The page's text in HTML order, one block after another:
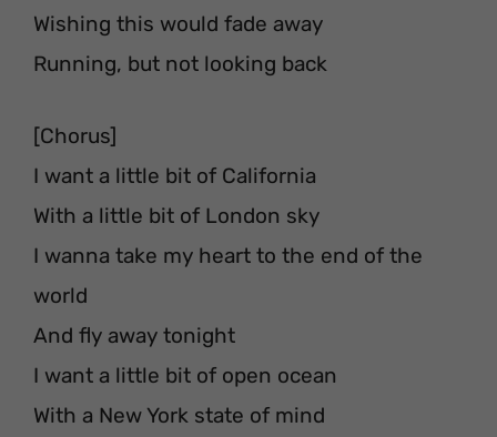
Wishing this would fade away
Running, but not looking back
[Chorus]
I want a little bit of California
With a little bit of London sky
I wanna take my heart to the end of the
world
And fly away tonight
I want a little bit of open ocean
With a New York state of mind